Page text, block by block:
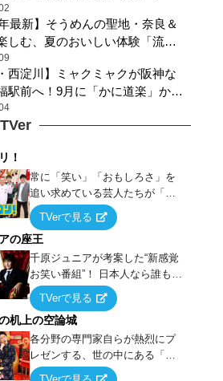
て”の月化粧が食べられる
年最新】そうめんの聖地・奈良＆
しむ、夏のおいしい体験「流し
体験」おすすめ3選
西淀川】ミャクミャクが阪神な
駅前へ！9月に「かに道楽」から
の新ランドマークにお引っ越し
！
常に「笑い」「おもしろさ」を
追い求めている芸人たちが「芸
能界」という大海原に漕ぎ出で
て、新たなオモシロ人間を発掘
する！
TVerで見る
の座王
千原ジュニアが考案した“新感覚
お笑い番組”！ 日本人なら誰もが
馴染みのある『イス取りゲー
ム』をベースに、大喜利・ギャ
グ・モノボケ・歌…など様々な
お題で芸人がショートネタを競
い合う！
TVerで見る
机上の空論城
各分野の専門家自らが熱烈にプ
レゼンする、世の中にある「試
したことはないが、やってみた